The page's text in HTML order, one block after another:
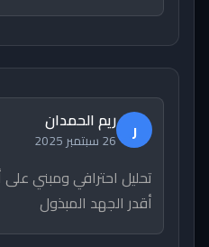
ر ريم الحمدان
26 سبتمبر 2025
تحليل احترافي ومبني
أقدر الجهد المبذول